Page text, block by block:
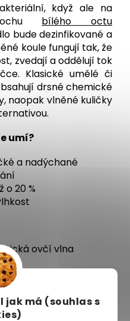
jak má (souhlas s
když ale na
bílého octu
bude dezinfikované a
koule fungují tak, že
zvedají a oddělují tok
Klasické umělé či
drsné chemické
naopak vlněné kuličky
umí?
a nadýchané
o 20 %
ovčí vlna
3 - 6 koulí najednou,